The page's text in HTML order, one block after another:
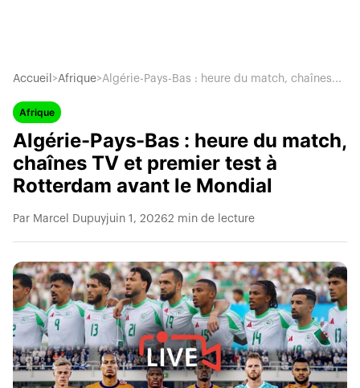
Accueil >Afrique>Algérie-Pays-Bas : heure du match, chaînes...
Afrique
Algérie-Pays-Bas : heure du match,
chaînes TV et premier test à
Rotterdam avant le Mondial
Par Marcel Dupuyjuin 1, 20262 min de lecture